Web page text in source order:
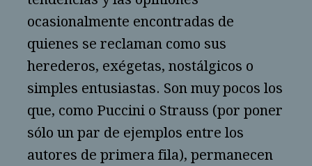
ocasionalmente encontradas de
quienes se reclaman como sus
herederos, exégetas, nostálgicos o
simples entusiastas. Son muy pocos los
que, como Puccini o Strauss (por poner
sólo un par de ejemplos entre los
autores de primera fila), permanecen